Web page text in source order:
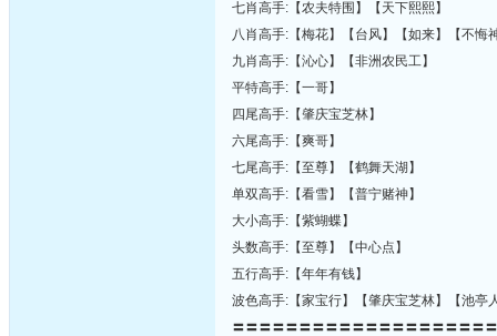
七肖高手:【农夫特围】【天下熙熙】
八肖高手:【梅花】【台风】【如来】【不悔
九肖高手:【沁心】【非洲农民工】
平特高手:【一哥】
四尾高手:【肇庆宝芝林】
六尾高手:【爽哥】
七尾高手:【至尊】【鹤舞天湖】
单双高手:【看雪】【普宁赌神】
大小高手:【紫蝴蝶】
头数高手:【至尊】【中心点】
五行高手:【年年有钱】
波色高手:【家宝行】【肇庆宝芝林】【池亭
〓〓〓〓〓〓〓〓〓〓〓〓〓〓〓〓〓〓〓